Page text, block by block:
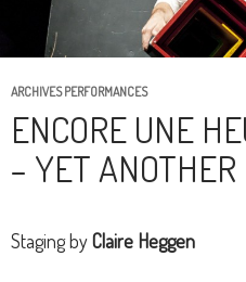
ARCHIVES PERFORMANCES
ENCORE UNE
– YET
Staging byClaire Heggen